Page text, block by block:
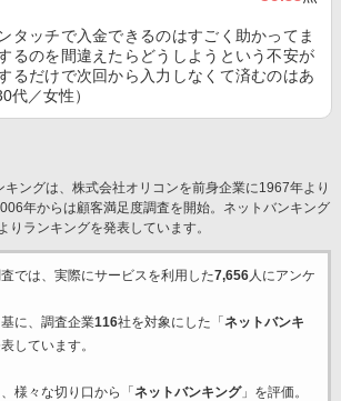
タッチで入金できるのはすごく助かってま
るのを間違えたらどうしようという不安が
るだけで次回から入力しなくて済むのはあ
代／女性）
キングは、株式会社オリコンを前身企業に1967年より
年からは顧客満足度調査を開始。ネットバンキング
りランキングを発表しています。
では、実際にサービスを利用した7,656人にアンケ
に、調査企業116社を対象にした「 ネットバンキ
しています。
様々な切り口から「 ネットバンキング」を評価。